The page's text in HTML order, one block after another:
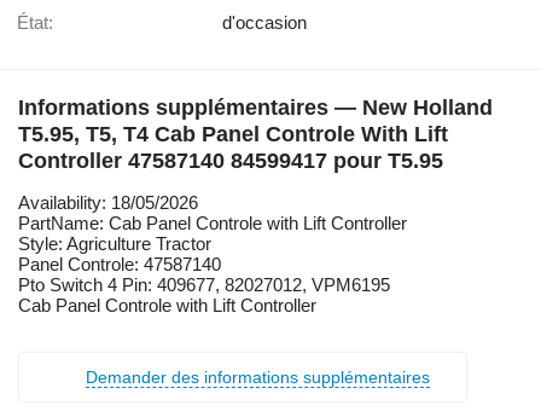
État: d'occasion
Informations supplémentaires — New Holland
T5.95, T5, T4 Cab Panel Controle With Lift
Controller 47587140 84599417 pour T5.95
Availability: 18/05/2026
PartName: Cab Panel Controle with Lift Controller
Style: Agriculture Tractor
Panel Controle: 47587140
Pto Switch 4 Pin: 409677, 82027012, VPM6195
Cab Panel Controle with Lift Controller
Demander des informations supplémentaires